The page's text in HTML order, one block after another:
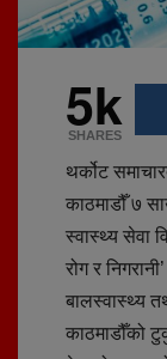
5k
SHARES
थर्कोट
काठमाडौँ ७
स्वास्थ्य सेवा
रोग र
बालस्वास्थ्य
काठमाडौँको